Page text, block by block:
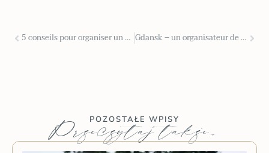
5 conseils pour organiser un mariage en plein air Gdansk – un organisateur de mariage découvre les possibilités et les charmes d’un mariage en Poméranie
POZOSTAŁE WPISY
Przeczytaj także…